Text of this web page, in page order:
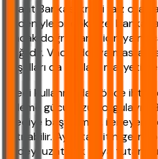
Ziraat Bankası kredi faiz
nedeniyle birçok özel
Ancak doğru karar için
değildir. Vade, dosya
koşulları da toplam maliyeti
Kredi kullanmadan önce
ödeme gücünüzü sorgulayın.
krediye başvurmak, ilerleyen
artırabilir. Aylık taksitin
vadeyi uzatmak veya tutarı